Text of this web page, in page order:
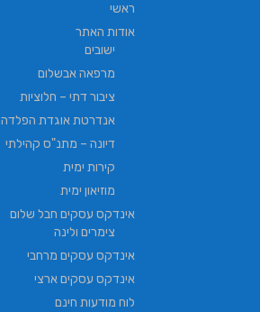
ראשי
אודות האתר
ישובים
מרפאה אבשלום
ציבור דתי – חלוציות
אנדרטת אוגדת הפלדה
דיונה – מתנ"ס קהילתי
קירות ימית
מוזיאון ימית
אינדקס עסקים חבל שלום
צימרים ולינה
אינדקס עסקים מרחבי
אינדקס עסקים ארצי
לוח מודעות חינם